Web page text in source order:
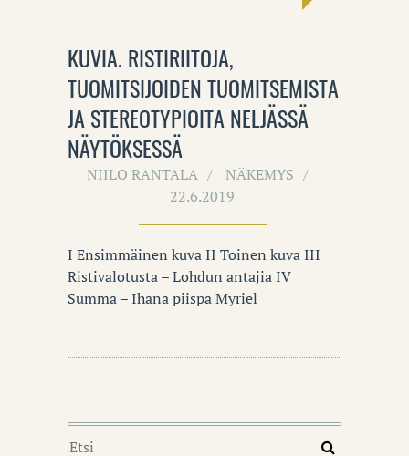
KUVIA. RISTIRIITOJA,
TUOMITSIJOIDEN TUOMITSEMISTA
JA STEREOTYPIOITA NELJÄSSÄ
NÄYTÖKSESSÄ
NIILO RANTALA
NÄKEMYS
22.6.2019
I Ensimmäinen kuva II Toinen kuva III
Ristivalotusta – Lohdun antajia IV
Summa – Ihana piispa Myriel